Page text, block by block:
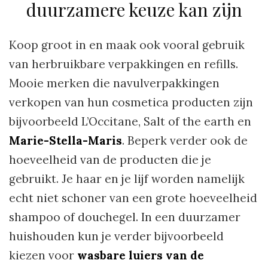
duurzamere keuze kan zijn
Koop groot in en maak ook vooral gebruik
van herbruikbare verpakkingen en refills.
Mooie merken die navulverpakkingen
verkopen van hun cosmetica producten zijn
bijvoorbeeld L’Occitane, Salt of the earth en
Marie-Stella-Maris. Beperk verder ook de
hoeveelheid van de producten die je
gebruikt. Je haar en je lijf worden namelijk
echt niet schoner van een grote hoeveelheid
shampoo of douchegel. In een duurzamer
huishouden kun je verder bijvoorbeeld
kiezen voor wasbare luiers van de